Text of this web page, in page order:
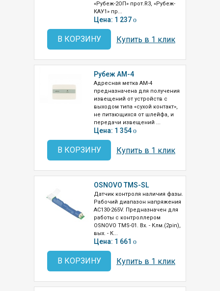
«Рубеж-2ОП» прот.R3, «Рубеж-
КАУ1» пр...
Цена: 1 237 o
В КОРЗИНУ Купить в 1 клик
Рубеж АМ-4
Адресная метка АМ-4
предназначена для получения
извещений от устройств с
выходом типа «сухой контакт»,
не питающихся от шлейфа, и
передачи извещений ...
Цена: 1 354 o
В КОРЗИНУ Купить в 1 клик
OSNOVO TMS-SL
Датчик контроля наличия фазы.
Рабочий диапазон напряжения
AC130-265V. Предназначен для
работы с контроллером
OSNOVO TMS-01. Вх. - Клм.(2pin),
вых. - К...
Цена: 1 661 o
В КОРЗИНУ Купить в 1 клик